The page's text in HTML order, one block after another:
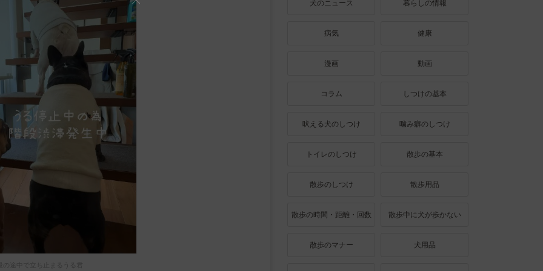
犬のニュース 暮らしの情報
病気 健康
漫画 動画
コラム しつけの基本
吠える犬のしつけ 噛み癖のしつけ
トイレのしつけ 散歩の基本
散歩のしつけ 散歩用品
散歩の時間・距離・回数 散歩中に犬が歩かない
散歩のマナー 犬用品